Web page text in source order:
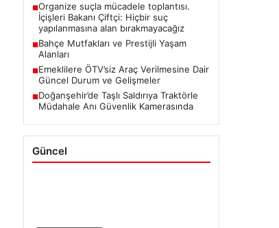
■Organize suçla mücadele toplantısı.
İçişleri Bakanı Çiftçi: Hiçbir suç
yapılanmasına alan bırakmayacağız
■Bahçe Mutfakları ve Prestijli Yaşam
Alanları
■Emeklilere ÖTV’siz Araç Verilmesine Dair
Güncel Durum ve Gelişmeler
■Doğanşehir’de Taşlı Saldırıya Traktörle
Müdahale Anı Güvenlik Kamerasında
Güncel